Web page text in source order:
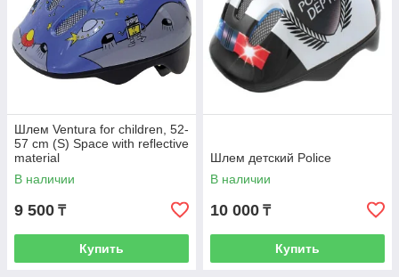
Шлем Ventura for children, 52-
57 cm (S) Space with reflective
material
В наличии
9 500 ₸
Купить
Шлем детский Police
В наличии
10 000 ₸
Купить